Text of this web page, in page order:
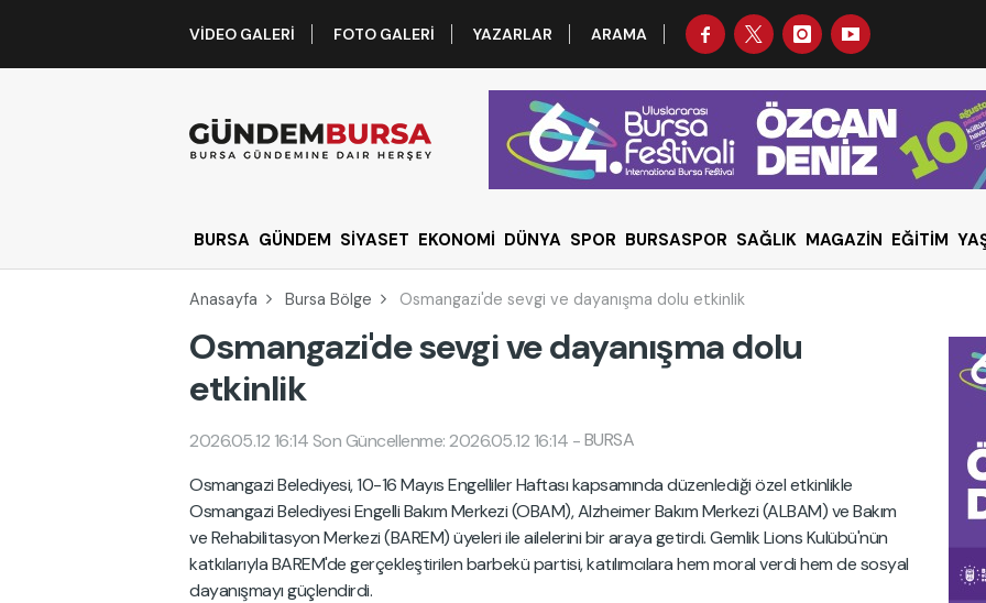
VIDEO GALERI FOTO GALERI YAZARLAR ARAMA
BURSA GÜNDEM SİYASET EKONOMİ DÜNYA SPOR BURSASPOR SAĞLIK MAGAZİN EĞİTİM
Anasayfa Bursa Bölge Osmangazi'de sevgi ve dayanışma dolu etkinlik
Osmangazi'de sevgi ve dayanışma dolu
etkinlik
2026.05.12 16:14 Son Güncellenme: 2026.05.12 16:14 -BURSA
Osmangazi Belediyesi, 10-16 Mayıs Engelliler Haftası kapsamında düzenlediği özel etkinlikle
Osmangazi Belediyesi Engelli Bakım Merkezi (OBAM), Alzheimer Bakım Merkezi (ALBAM) ve Bakım
ve Rehabilitasyon Merkezi (BAREM) üyeleri ile ailelerini bir araya getirdi. Gemlik Lions Kulübü'nün
katkılarıyla BAREM'de gerçekleştirilen barbekü partisi, katılımcılara hem moral verdi hem de sosyal
dayanışmayı güçlendirdi.